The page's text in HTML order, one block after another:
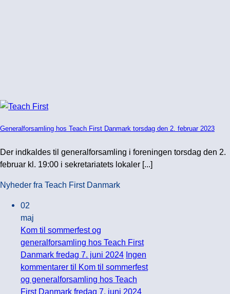
Generalforsamling hos Teach First Danmark torsdag den 2. februar 2023
Der indkaldes til generalforsamling i foreningen torsdag den 2.
februar kl. 19:00 i sekretariatets lokaler [...]
Nyheder fra Teach First Danmark
02
maj
Kom til sommerfest og
generalforsamling hos Teach First
Danmark fredag 7. juni 2024 Ingen
kommentarer til Kom til sommerfest
og generalforsamling hos Teach
First Danmark fredag 7. juni 2024